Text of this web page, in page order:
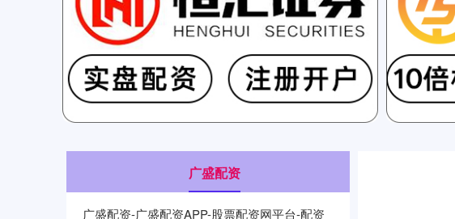
广盛配资
广盛配资-广盛配资APP-股票配资网平台-配资